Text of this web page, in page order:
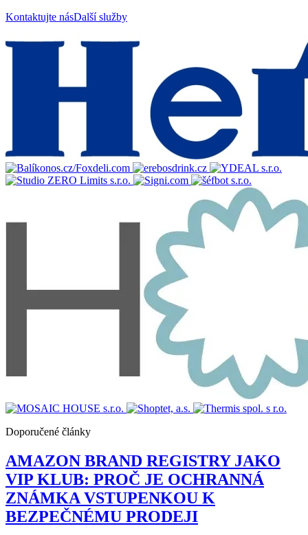
Kontaktujte násDalší služby
Doporučené články
AMAZON BRAND REGISTRY JAKO
VIP KLUB: PROČ JE OCHRANNÁ
ZNÁMKA VSTUPENKOU K
BEZPEČNÉMU PRODEJI